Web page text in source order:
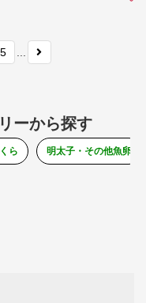
5
ーから探す
ら 明太子・その他魚卵